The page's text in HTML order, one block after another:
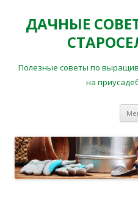
ДАЧНЫЕ
Полезные советы по
на